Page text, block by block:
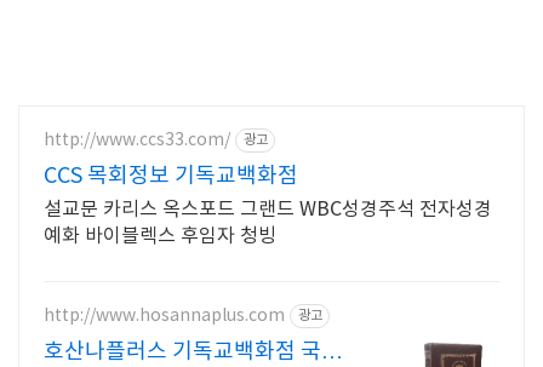
http://www.ccs33.com/ 광고
CCS 목회정보 기독교백화점
설교문 카리스 옥스포드 그랜드 WBC성경주석 전자성경
예화 바이블렉스 후임자 청빙
http://www.hosannaplus.com 광고
호산나플러스 기독교백화점 국내